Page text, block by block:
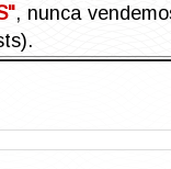
, nunca